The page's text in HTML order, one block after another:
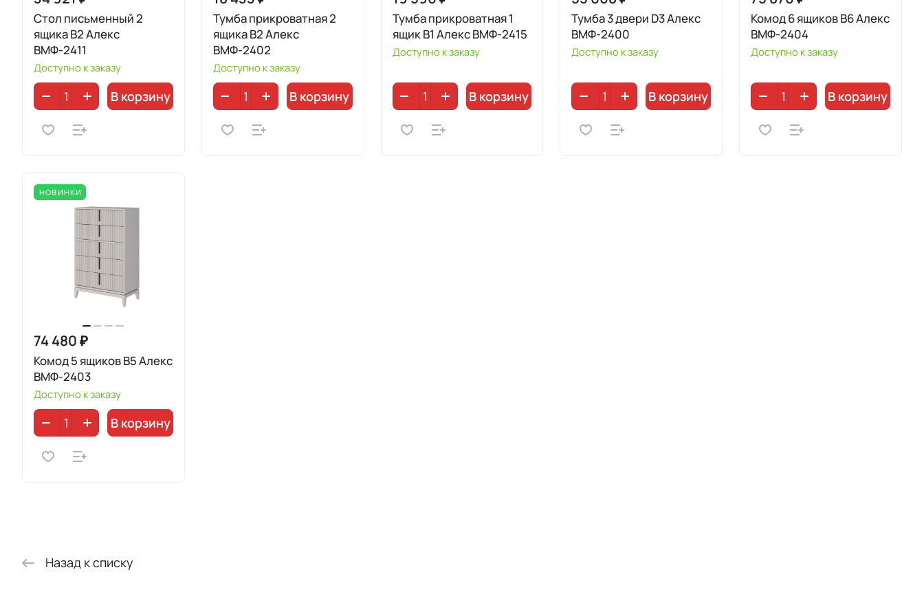
Стол письменный 2
ящика B2 Алекс
ВМФ-2411
Доступно к заказу
В корзину
Тумба прикроватная 2
ящика В2 Алекс
ВМФ-2402
Доступно к заказу
В корзину
Тумба прикроватная 1
ящик В1 Алекс ВМФ-2415
Доступно к заказу
В корзину
Тумба 3 двери D3 Алекс
ВМФ-2400
Доступно к заказу
В корзину
Комод 6 ящиков В6 Алекс
ВМФ-2404
Доступно к заказу
В корзину
НОВИНКИ
74 480 ₽
Комод 5 ящиков В5 Алекс
ВМФ-2403
Доступно к заказу
В корзину
Назад к списку